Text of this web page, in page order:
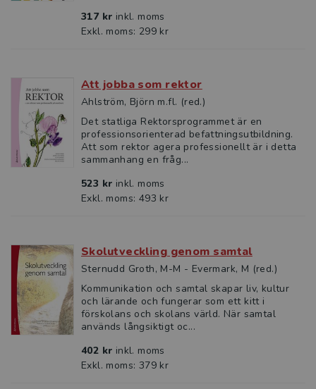
317 kr inkl. moms
Exkl. moms: 299 kr
Att jobba som rektor
Ahlström, Björn m.fl. (red.)
Det statliga Rektorsprogrammet är en
professionsorienterad befattningsutbildning.
Att som rektor agera professionellt är i detta
sammanhang en fråg...
523 kr inkl. moms
Exkl. moms: 493 kr
Skolutveckling genom samtal
Sternudd Groth, M-M - Evermark, M (red.)
Kommunikation och samtal skapar liv, kultur
och lärande och fungerar som ett kitt i
förskolans och skolans värld. När samtal
används långsiktigt oc...
402 kr inkl. moms
Exkl. moms: 379 kr